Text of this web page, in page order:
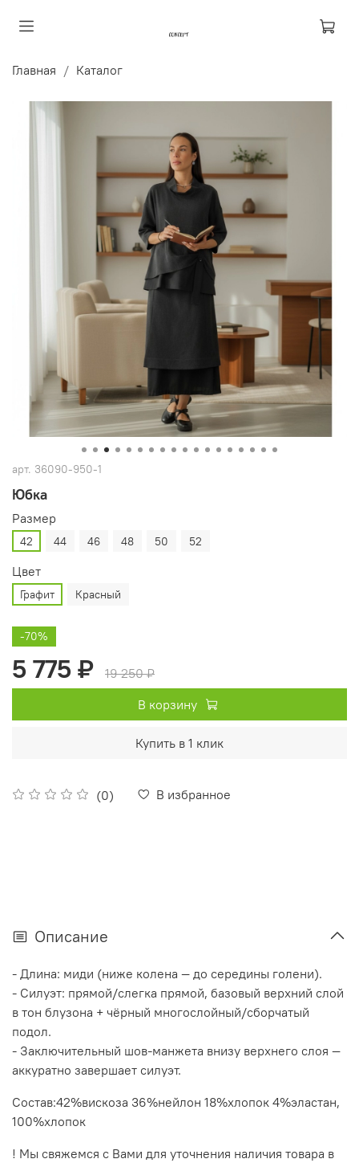
Главная Каталог
арт. 36090-950-1
Юбка
(0) В избранное
Размер
42 44 46 48 50 52
Цвет
Графит Красный
-70%
5 775 ₽
19 250 ₽
В корзину
Купить в 1 клик
Описание
- Длина: миди (ниже колена — до середины голени).
- Силуэт: прямой/слегка прямой, базовый верхний слой
в тон блузона + чёрный многослойный/сборчатый
подол.
- Заключительный шов‑манжета внизу верхнего слоя —
аккуратно завершает силуэт.
Состав:42%вискоза 36%нейлон 18%хлопок 4%эластан,
100%хлопок
! Мы свяжемся с Вами для уточнения наличия товара в